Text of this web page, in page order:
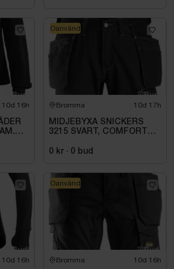
10d 16h Bromma 10d 17h
MIDJEBYXA SNICKERS
3215 SVART, COMFORT
0 kr · 0 bud
Oanvänd
10d 16h Bromma 10d 16h
Oanvänd